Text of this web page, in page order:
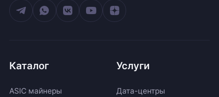
Каталог
ASIC майнеры
Услуги
Дата-центры